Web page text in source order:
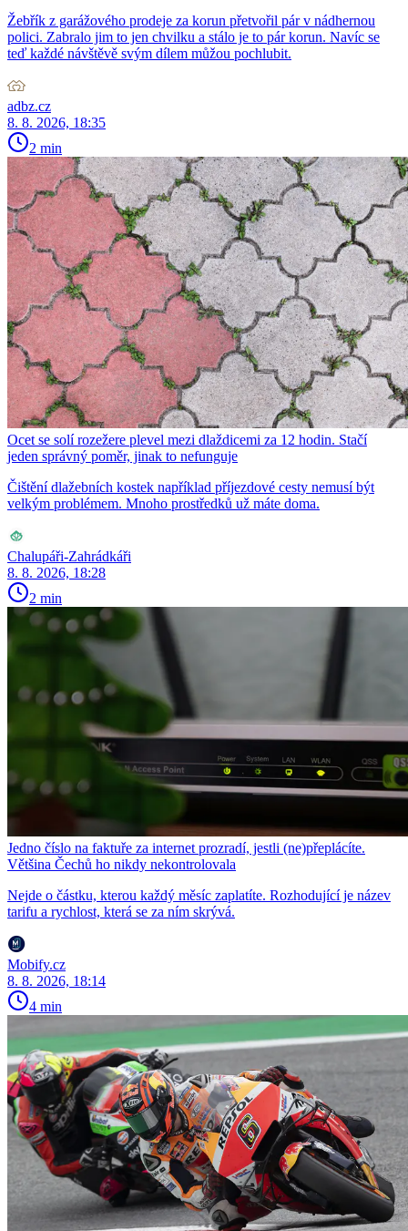
Žebřík z garážového prodeje za korun přetvořil pár v nádhernou
polici. Zabralo jim to jen chvilku a stálo je to pár korun. Navíc se
teď každé návštěvě svým dílem můžou pochlubit.
adbz.cz
8. 8. 2026, 18:35
2 min
Ocet se solí rozežere plevel mezi dlaždicemi za 12 hodin. Stačí
jeden správný poměr, jinak to nefunguje
Čištění dlažebních kostek například příjezdové cesty nemusí být
velkým problémem. Mnoho prostředků už máte doma.
Chalupáři-Zahrádkáři
8. 8. 2026, 18:28
2 min
Jedno číslo na faktuře za internet prozradí, jestli (ne)přeplácíte.
Většina Čechů ho nikdy nekontrolovala
Nejde o částku, kterou každý měsíc zaplatíte. Rozhodující je název
tarifu a rychlost, která se za ním skrývá.
Mobify.cz
8. 8. 2026, 18:14
4 min